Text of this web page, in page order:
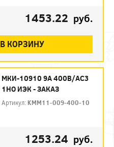
1453.22 руб.
В КОРЗИНУ
МКИ-10910 9А 400В/АС3
1НО ИЭК - ЗАКАЗ
Артикул: KMM11-009-400-10
1253.24 руб.